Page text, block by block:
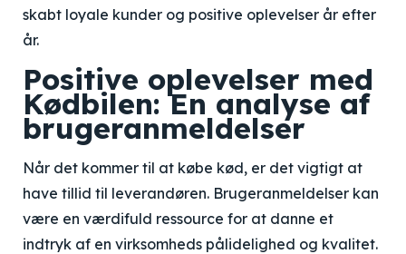
skabt loyale kunder og positive oplevelser år efter
år.
Positive oplevelser med
Kødbilen: En analyse af
brugeranmeldelser
Når det kommer til at købe kød, er det vigtigt at
have tillid til leverandøren. Brugeranmeldelser kan
være en værdifuld ressource for at danne et
indtryk af en virksomheds pålidelighed og kvalitet.